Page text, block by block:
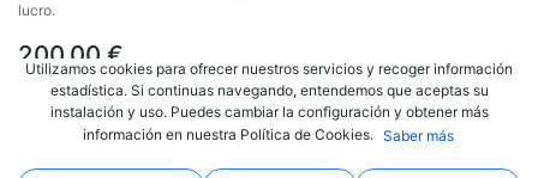
lucro.
200,00 €
AÑADIR AL CARRITO COMPRAR AHORA
Utilizamos cookies para ofrecer nuestros servicios y recoger información
estadística. Si continuas navegando, entendemos que aceptas su
instalación y uso. Puedes cambiar la configuración y obtener más
información en nuestra Política de Cookies. Saber más